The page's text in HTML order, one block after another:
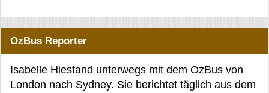
OzBus Reporter
Isabelle Hiestand unterwegs mit dem OzBus von
London nach Sydney. Sie berichtet täglich aus dem